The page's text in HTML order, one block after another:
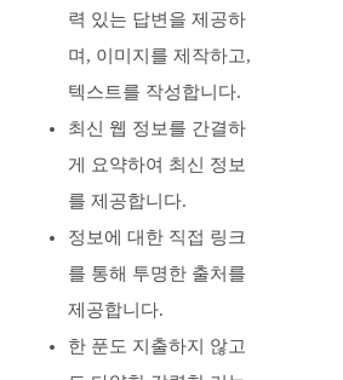
력 있는 답변을 제공하
며, 이미지를 제작하고,
텍스트를 작성합니다.
최신 웹 정보를 간결하
게 요약하여 최신 정보
를 제공합니다.
정보에 대한 직접 링크
를 통해 투명한 출처를
제공합니다.
한 푼도 지출하지 않고